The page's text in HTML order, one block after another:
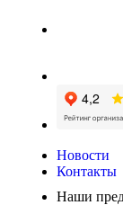
Новости
Контакты
Наши